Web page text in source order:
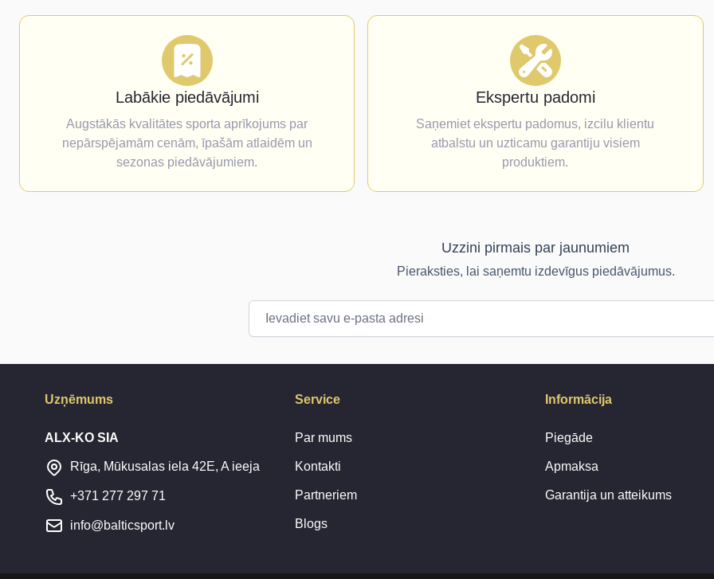
Labākie piedāvājumi
Augstākās kvalitātes sporta aprīkojums par
nepārspējamām cenām, īpašām atlaidēm un
sezonas piedāvājumiem.
Ekspertu padomi
Saņemiet ekspertu padomus, izcilu klientu
atbalstu un uzticamu garantiju visiem
produktiem.
Uzzini pirmais par jaunumiem
Pieraksties, lai saņemtu izdevīgus piedāvājumus.
Uzņēmums
ALX-KO SIA
Rīga, Mūkusalas iela 42E, A ieeja
+371 277 297 71
info@balticsport.lv
Service
Par mums
Kontakti
Partneriem
Blogs
Informācija
Piegāde
Apmaksa
Garantija un atteikums